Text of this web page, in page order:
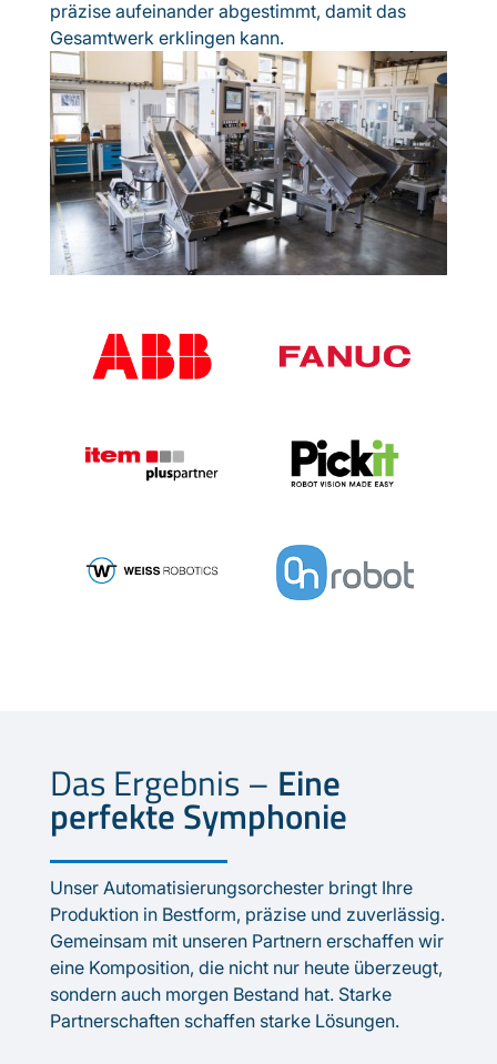
präzise aufeinander abgestimmt, damit das
Gesamtwerk erklingen kann.
Das Ergebnis – Eine
perfekte Symphonie
Unser Automatisierungsorchester bringt Ihre
Produktion in Bestform, präzise und zuverlässig.
Gemeinsam mit unseren Partnern erschaffen wir
eine Komposition, die nicht nur heute überzeugt,
sondern auch morgen Bestand hat. Starke
Partnerschaften schaffen starke Lösungen.